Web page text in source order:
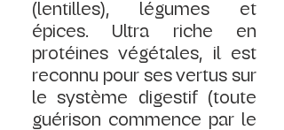
(lentilles), légumes et
épices. Ultra riche en
protéines végétales, il est
reconnu pour ses vertus sur
le système digestif (toute
guérison commence par le